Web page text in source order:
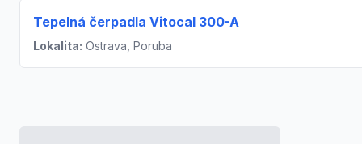
Tepelná čerpadla Vitocal 300-A
Lokalita: Ostrava, Poruba